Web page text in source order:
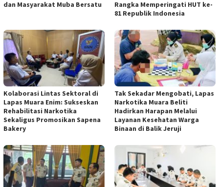
dan Masyarakat Muba Bersatu
Rangka Memperingati HUT ke-
81 Republik Indonesia
Kolaborasi Lintas Sektoral di
Lapas Muara Enim: Sukseskan
Rehabilitasi Narkotika
Sekaligus Promosikan Sapena
Bakery
Tak Sekadar Mengobati, Lapas
Narkotika Muara Beliti
Hadirkan Harapan Melalui
Layanan Kesehatan Warga
Binaan di Balik Jeruji